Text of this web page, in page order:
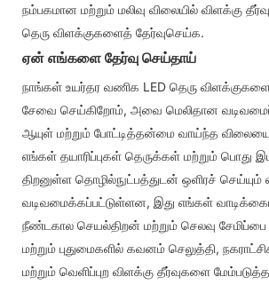
நம்பகமான மற்றும் மலிவு விலையில் விளக்கு
தெரு விளக்குகளைத் தேர்வுசெய்க.
ஏன் எங்களை தேர்வு செய்தாய்
நாங்கள் உயர்தர வணிக LED தெரு
சேவை செய்கிறோம், அவை மெலிதான
ஆயுள் மற்றும் போட்டித்தன்மை வாய்ந்த
எங்கள் தயாரிப்புகள் தெருக்கள் மற்றும்
திறனுள்ள தொழில்நுட்பத்துடன் ஒளிரச்
வடிவமைக்கப்பட்டுள்ளன, இது எங்கள்
நீண்டகால செயல்திறன் மற்றும் செலவு சேமிப்பை
மற்றும் புதுமைகளில் கவனம் செலுத்தி,
மற்றும் வெளிப்புற விளக்கு தீர்வுகளை மேம்படுத்த